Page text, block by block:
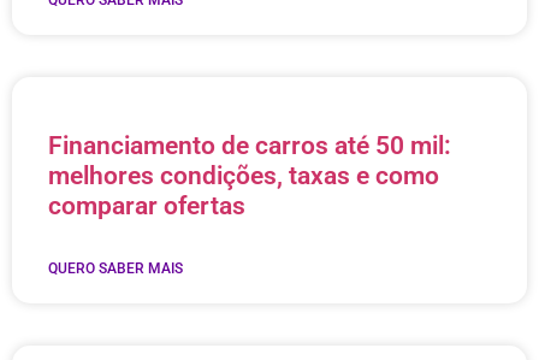
Financiamento de carros até 50 mil:
melhores condições, taxas e como
comparar ofertas
QUERO SABER MAIS